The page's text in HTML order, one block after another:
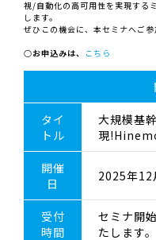
視/自動化の高可用性を実現する
します。
ぜひこの機会に、本セミナへご参
○お申込みは、 こちら
タイ
トル
大規模基
現
開催
日
2025年
受付
時間
セミナ開
たします。